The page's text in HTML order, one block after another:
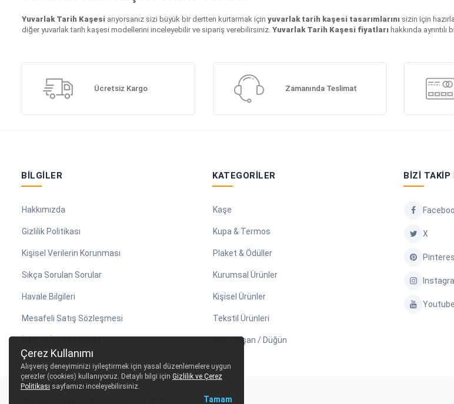
Yuvarlak Tarih Kaşesi arıyorsanız sizi büyük bir dertten kurtarmak için yuvarlak tarih kaşesi tasarımlarını sizin için
diğer yuvarlak tarih kaşesi modellerini inceleyebilir ve sipariş verebilirsiniz. Yuvarlak Tarih Kaşesi fiyatları hakkında
Ücretsiz Kargo Zamanında Teslimat
BILGILER
Hakkımızda
Gizlilik Politikası
Kişisel Verilerin Korunması
Sıkça Sorulan Sorular
Havale Bilgileri
Mesafeli Satış Sözleşmesi
İptal ve İade Koşulları
KATEGORILER
Kaşe
Kupa & Termos
Plaket & Ödüller
Kurumsal Ürünler
Kişisel Ürünler
Tekstil Ürünleri
Söz / Nişan / Düğün
BIZI TAKIP
X
Youtube
Çerez Kullanımı
Alışveriş deneyiminizi iyileştirmek için yasal düzenlemelere uygun
çerezler (cookies) kullanıyoruz. Detaylı bilgi için Gizlilik ve Çerez
Politikası sayfamızı inceleyebilirsiniz.
Tamam